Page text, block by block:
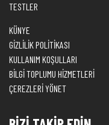
TESTLER
KÜNYE
GİZLİLİK POLİTİKASI
KULLANIM KOŞULLARI
BİLGİ TOPLUMU HİZMETLERİ
ÇEREZLERİ YÖNET